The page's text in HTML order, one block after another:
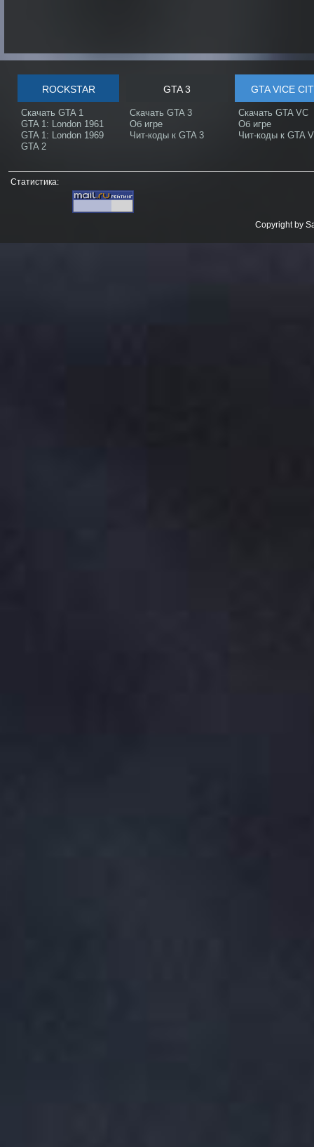
ROCKSTAR
Скачать GTA 1
GTA 1: London 1961
GTA 1: London 1969
GTA 2
GTA 3
Скачать GTA 3
Об игре
Чит-коды к GTA 3
GTA VICE
Скачать GTA VC
Об игре
Чит-коды к GTA
Статистика:
Copyright by